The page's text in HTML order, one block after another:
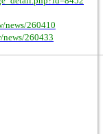
news/260410
260433